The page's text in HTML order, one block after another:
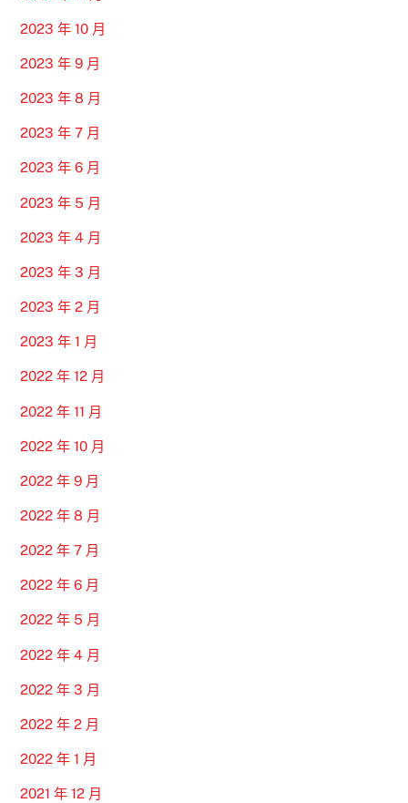
2023 年 10 月
2023 年 9 月
2023 年 8 月
2023 年 7 月
2023 年 6 月
2023 年 5 月
2023 年 4 月
2023 年 3 月
2023 年 2 月
2023 年 1 月
2022 年 12 月
2022 年 11 月
2022 年 10 月
2022 年 9 月
2022 年 8 月
2022 年 7 月
2022 年 6 月
2022 年 5 月
2022 年 4 月
2022 年 3 月
2022 年 2 月
2022 年 1 月
2021 年 12 月